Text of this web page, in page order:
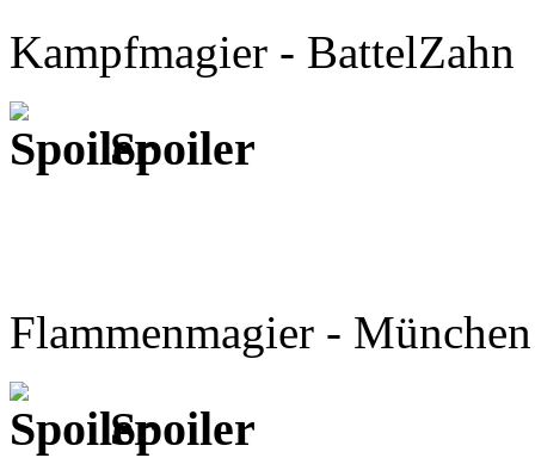
Kampfmagier - BattelZahn
Spoiler
Flammenmagier - München
Spoiler